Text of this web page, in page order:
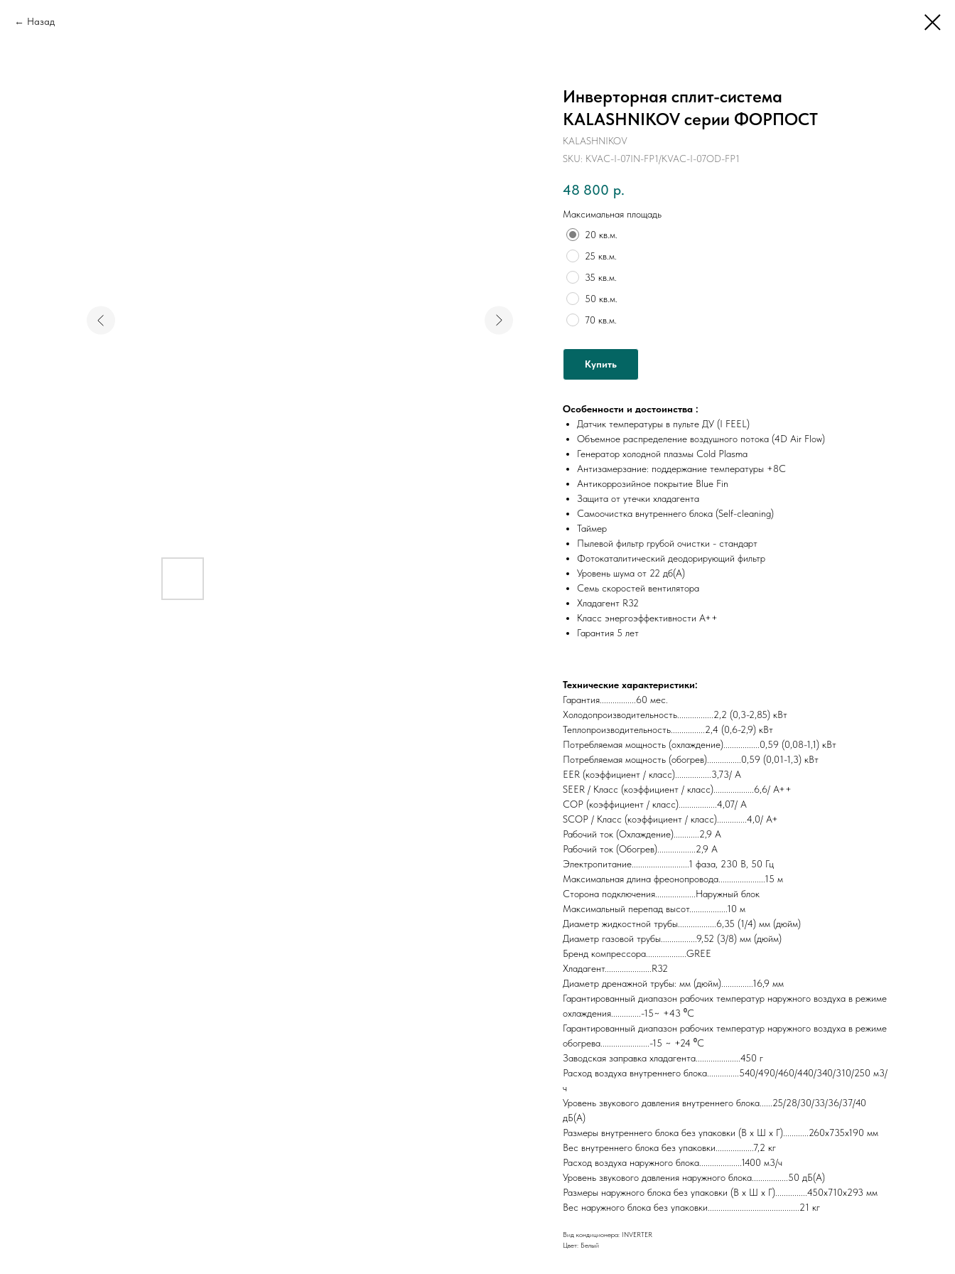
Назад
Инверторная сплит-система
KALASHNIKOV серии ФОРПОСТ
KALASHNIKOV
SKU: KVAC-I-07IN-FP1/KVAC-I-07OD-FP1
48 800 р.
Максимальная площадь
20 кв.м.
25 кв.м.
35 кв.м.
50 кв.м.
70 кв.м.
Купить
Особенности и достоинства :
Датчик температуры в пульте ДУ (I FEEL)
Объемное распределение воздушного потока (4D Air Flow)
Генератор холодной плазмы Cold Plasma
Антизамерзание: поддержание температуры +8С
Антикоррозийное покрытие Blue Fin
Защита от утечки хладагента
Самоочистка внутреннего блока (Self-cleaning)
Таймер
Пылевой фильтр грубой очистки - стандарт
Фотокаталитический деодорирующий фильтр
Уровень шума от 22 дб(А)
Семь скоростей вентилятора
Хладагент R32
Класс энергоэффективности A++
Гарантия 5 лет
Технические характеристики:
Гарантия.................60 мес.
Холодопроизводительность.................2,2 (0,3-2,85) кВт
Теплопроизводительность................2,4 (0,6-2,9) кВт
Потребляемая мощность (охлаждение).................0,59 (0,08-1,1) кВт
Потребляемая мощность (обогрев)................0,59 (0,01-1,3) кВт
EER (коэффициент / класс).................3,73/ А
SEER / Класс (коэффициент / класс)...................6,6/ A++
COP (коэффициент / класс)..................4,07/ А
SCOP / Класс (коэффициент / класс)..............4,0/ A+
Рабочий ток (Охлаждение)............2,9 A
Рабочий ток (Обогрев)..................2,9 А
Электропитание...........................1 фаза, 230 В, 50 Гц
Максимальная длина фреонопровода......................15 м
Сторона подключения...................Наружный блок
Максимальный перепад высот..................10 м
Диаметр жидкостной трубы..................6,35 (1/4) мм (дюйм)
Диаметр газовой трубы.................9,52 (3/8) мм (дюйм)
Бренд компрессора...................GREE
Хладагент......................R32
Диаметр дренажной трубы: мм (дюйм)...............16,9 мм
Гарантированный диапазон рабочих температур наружного воздуха в режиме
охлаждения..............-15~ +43 ⁰С
Гарантированный диапазон рабочих температур наружного воздуха в режиме
обогрева.......................-15 ~ +24 ⁰С
Заводская заправка хладагента.....................450 г
Расход воздуха внутреннего блока...............540/490/460/440/340/310/250 м3/
ч
Уровень звукового давления внутреннего блока......25/28/30/33/36/37/40
дБ(А)
Размеры внутреннего блока без упаковки (В х Ш х Г)............260х735х190 мм
Вес внутреннего блока без упаковки..................7,2 кг
Расход воздуха наружного блока....................1400 м3/ч
Уровень звукового давления наружного блока.................50 дБ(А)
Размеры наружного блока без упаковки (В х Ш х Г)...............450х710х293 мм
Вес наружного блока без упаковки...........................................21 кг
Вид кондиционера: INVERTER
Цвет: Белый